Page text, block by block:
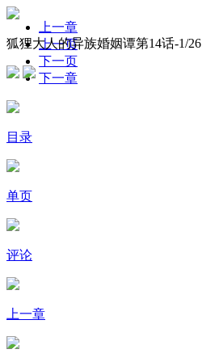
狐狸大人的异族婚姻谭第14话-1/26
上一章
上一页
下一页
下一章
目录
单页
评论
上一章